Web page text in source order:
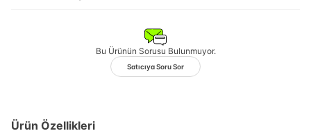
Bu Ürünün Sorusu Bulunmuyor.
Satıcıya Soru Sor
Ürün Özellikleri